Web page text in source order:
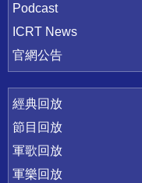
Podcast
ICRT News
官網公告
經典回放
節目回放
軍歌回放
軍樂回放